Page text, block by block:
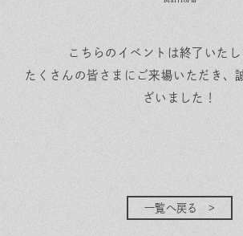
こちらのイベントは終了いたし
たくさんの皆さまにご来場いただき、
ざいました！
一覧へ戻る